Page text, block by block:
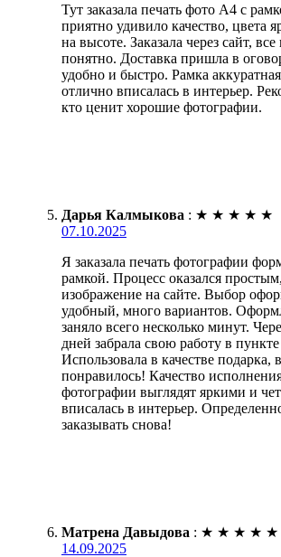
Тут заказала печать фото А4 с
приятно удивило качество, цвета
на высоте. Заказала через сайт,
понятно. Доставка пришла в
удобно и быстро. Рамка
отлично вписалась в интерьер.
кто ценит хорошие фотографии.
Дарья Калмыкова : ★ ★ ★ ★ ★
07.10.2025
Я заказала печать фотографии
рамкой. Процесс оказался
изображение на сайте. Выбор
удобный, много вариантов.
заняло всего несколько минут.
дней забрала свою работу в
Использовала в качестве подарка,
понравилось! Качество
фотографии выглядят яркими и
вписалась в интерьер.
заказывать снова!
Матрена Давыдова : ★ ★ ★ ★ ★
14.09.2025